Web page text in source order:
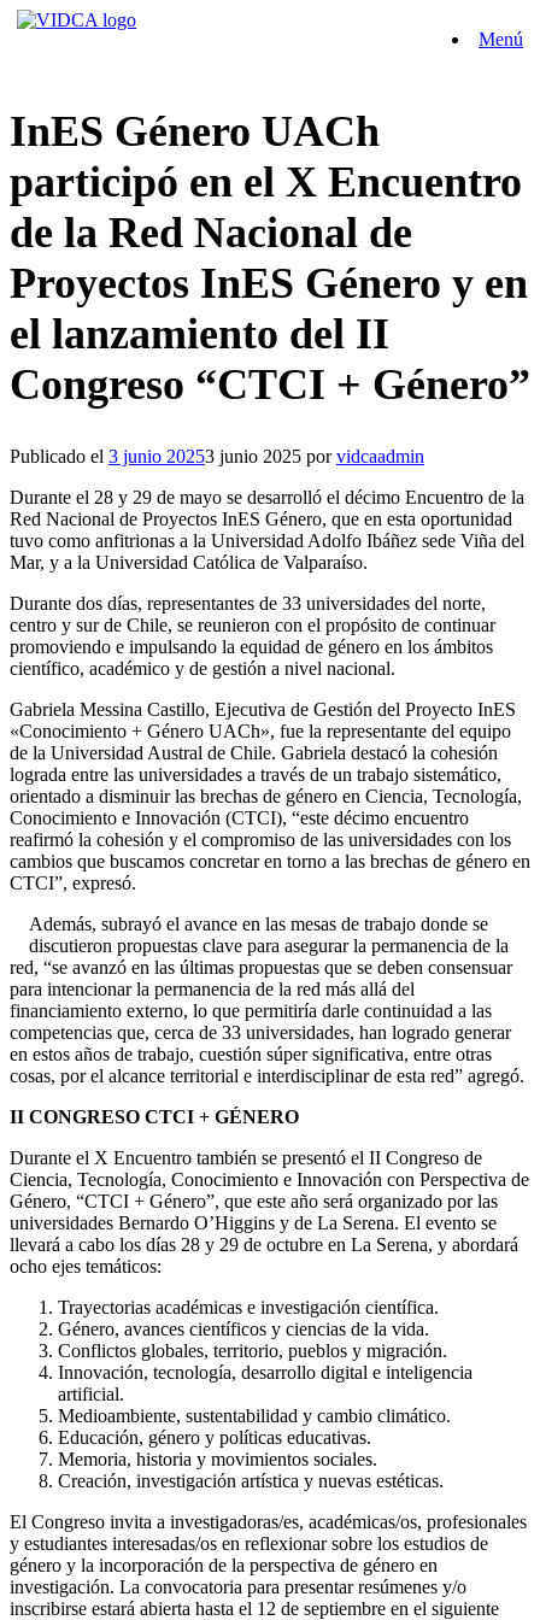
Saltar
Menú
InES Género UACh
participó en el X Encuentro
de la Red Nacional de
Proyectos InES Género y en
el lanzamiento del II
Congreso “CTCI + Género”
Publicado el 3 junio 20253 junio 2025 porvidcaadmin
Durante el 28 y 29 de mayo se desarrolló el décimo Encuentro de la
Red Nacional de Proyectos InES Género, que en esta oportunidad
tuvo como anfitrionas a la Universidad Adolfo Ibáñez sede Viña del
Mar, y a la Universidad Católica de Valparaíso.
Durante dos días, representantes de 33 universidades del norte,
centro y sur de Chile, se reunieron con el propósito de continuar
promoviendo e impulsando la equidad de género en los ámbitos
científico, académico y de gestión a nivel nacional.
Gabriela Messina Castillo, Ejecutiva de Gestión del Proyecto InES
«Conocimiento + Género UACh», fue la representante del equipo
de la Universidad Austral de Chile. Gabriela destacó la cohesión
lograda entre las universidades a través de un trabajo sistemático,
orientado a disminuir las brechas de género en Ciencia, Tecnología,
Conocimiento e Innovación (CTCI), “este décimo encuentro
reafirmó la cohesión y el compromiso de las universidades con los
cambios que buscamos concretar en torno a las brechas de género en
CTCI”, expresó.
Además, subrayó el avance en las mesas de trabajo donde se
discutieron propuestas clave para asegurar la permanencia de la
red, “se avanzó en las últimas propuestas que se deben consensuar
para intencionar la permanencia de la red más allá del
financiamiento externo, lo que permitiría darle continuidad a las
competencias que, cerca de 33 universidades, han logrado generar
en estos años de trabajo, cuestión súper significativa, entre otras
cosas, por el alcance territorial e interdisciplinar de esta red” agregó.
II CONGRESO CTCI + GÉNERO
Durante el X Encuentro también se presentó el II Congreso de
Ciencia, Tecnología, Conocimiento e Innovación con Perspectiva de
Género, “CTCI + Género”, que este año será organizado por las
universidades Bernardo O’Higgins y de La Serena. El evento se
llevará a cabo los días 28 y 29 de octubre en La Serena, y abordará
ocho ejes temáticos:
Trayectorias académicas e investigación científica.
Género, avances científicos y ciencias de la vida.
Conflictos globales, territorio, pueblos y migración.
Innovación, tecnología, desarrollo digital e inteligencia
artificial.
Medioambiente, sustentabilidad y cambio climático.
Educación, género y políticas educativas.
Memoria, historia y movimientos sociales.
Creación, investigación artística y nuevas estéticas.
El Congreso invita a investigadoras/es, académicas/os, profesionales
y estudiantes interesadas/os en reflexionar sobre los estudios de
género y la incorporación de la perspectiva de género en
investigación. La convocatoria para presentar resúmenes y/o
inscribirse estará abierta hasta el 12 de septiembre en el siguiente